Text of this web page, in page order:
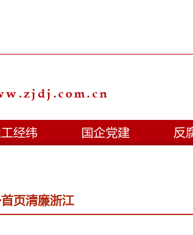
经纬 国企党建 反
首页清廉浙江